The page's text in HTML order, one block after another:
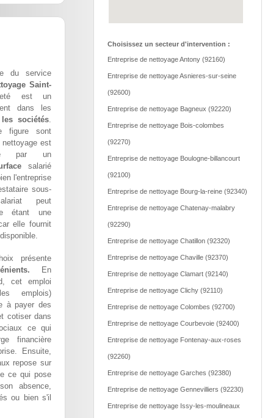
du service
Saint-
est un
dans les
sociétés.
figure sont
est
par un
salarié
l'entreprise
sous-
peut
étant une
elle fournit
présente
En
cet emploi
emplois)
à payer des
cotiser dans
ce qui
financière
Ensuite,
repose sur
ce qui pose
absence,
ou bien s'il
Choisissez un secteur d'intervention :
Entreprise de nettoyage Antony (92160)
Entreprise de nettoyage Asnieres-sur-seine
(92600)
Entreprise de nettoyage Bagneux (92220)
Entreprise de nettoyage Bois-colombes
(92270)
Entreprise de nettoyage Boulogne-billancourt
(92100)
Entreprise de nettoyage Bourg-la-reine (92340)
Entreprise de nettoyage Chatenay-malabry
(92290)
Entreprise de nettoyage Chatillon (92320)
Entreprise de nettoyage Chaville (92370)
Entreprise de nettoyage Clamart (92140)
Entreprise de nettoyage Clichy (92110)
Entreprise de nettoyage Colombes (92700)
Entreprise de nettoyage Courbevoie (92400)
Entreprise de nettoyage Fontenay-aux-roses
(92260)
Entreprise de nettoyage Garches (92380)
Entreprise de nettoyage Gennevilliers (92230)
Entreprise de nettoyage Issy-les-moulineaux